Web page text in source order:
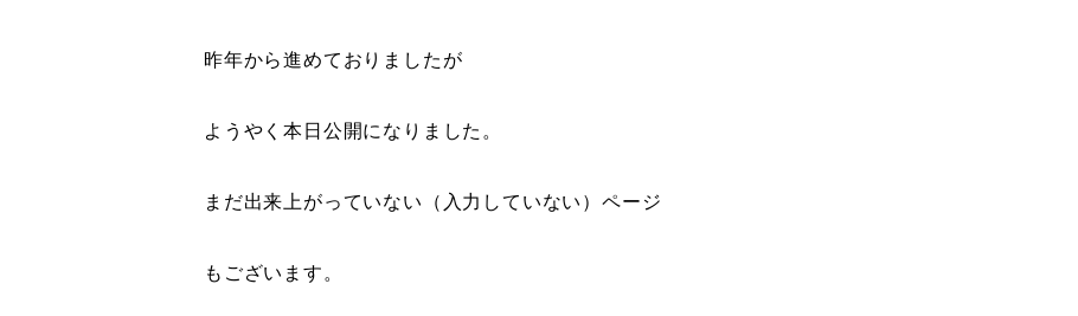
昨年から進めておりましたが
ようやく本日公開になりました。
まだ出来上がっていない（入力していない）ページ
もございます。